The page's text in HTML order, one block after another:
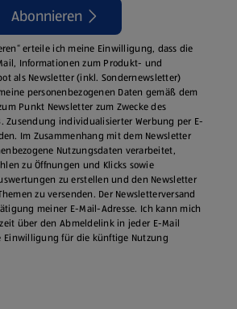
Abonnieren
erteile ich meine Einwilligung, dass die
Informationen zum Produkt- und
als Newsletter (inkl. Sondernewsletter)
personenbezogenen Daten gemäß dem
Punkt Newsletter zum Zwecke des
Zusendung individualisierter Werbung per E-
Im Zusammenhang mit dem Newsletter
Nutzungsdaten verarbeitet,
zu Öffnungen und Klicks sowie
zu erstellen und den Newsletter
zu versenden. Der Newsletterversand
meiner E-Mail-Adresse. Ich kann mich
über den Abmeldelink in jeder E‑Mail
Einwilligung für die künftige Nutzung